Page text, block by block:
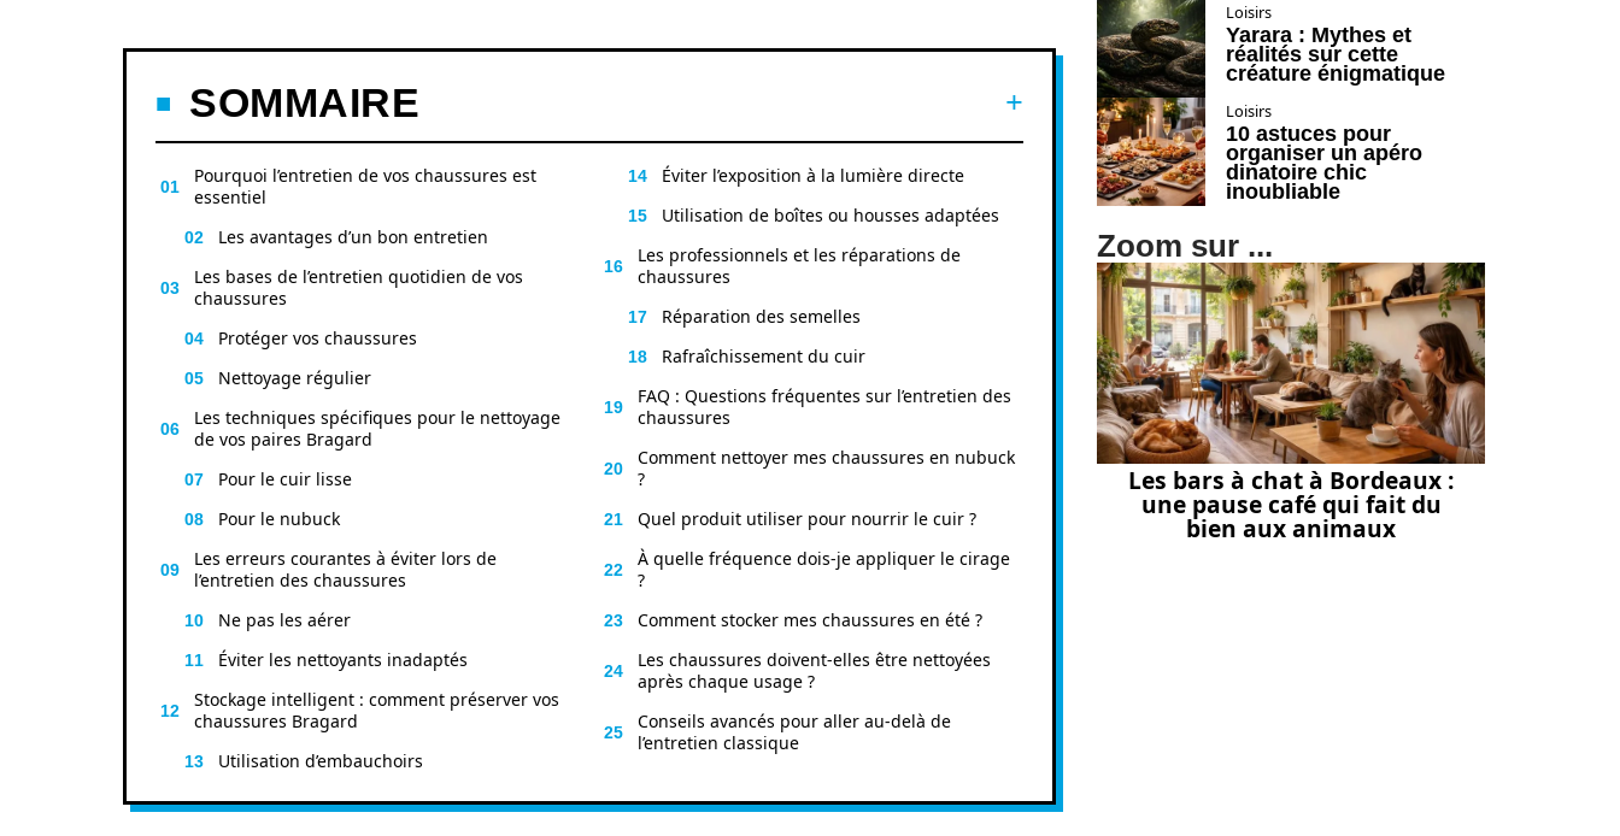
SOMMAIRE
Pourquoi l’entretien de vos chaussures est
essentiel
Les avantages d’un bon entretien
Les bases de l’entretien quotidien de vos
chaussures
Protéger vos chaussures
Nettoyage régulier
Les techniques spécifiques pour le nettoyage
de vos paires Bragard
Pour le cuir lisse
Pour le nubuck
Les erreurs courantes à éviter lors de
l’entretien des chaussures
Ne pas les aérer
Éviter les nettoyants inadaptés
Stockage intelligent : comment préserver vos
chaussures Bragard
Utilisation d’embauchoirs
Éviter l’exposition à la lumière directe
Utilisation de boîtes ou housses adaptées
Les professionnels et les réparations de
chaussures
Réparation des semelles
Rafraîchissement du cuir
FAQ : Questions fréquentes sur l’entretien des
chaussures
Comment nettoyer mes chaussures en nubuck
?
Quel produit utiliser pour nourrir le cuir ?
À quelle fréquence dois-je appliquer le cirage
?
Comment stocker mes chaussures en été ?
Les chaussures doivent-elles être nettoyées
après chaque usage ?
Conseils avancés pour aller au‑delà de
l’entretien classique
Loisirs
Yarara : Mythes et
réalités sur cette
créature énigmatique
Loisirs
10 astuces pour
organiser un apéro
dinatoire chic
inoubliable
Zoom sur ...
Les bars à chat à Bordeaux :
une pause café qui fait du
bien aux animaux